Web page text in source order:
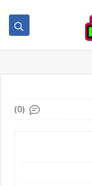
(0)